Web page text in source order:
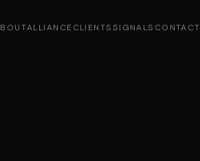
ALLIANCE CLIENTSSIGNALS CONTACT